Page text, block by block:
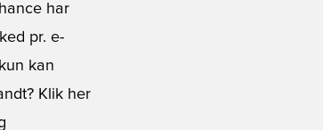
har
pr. e-
kan
Klik her